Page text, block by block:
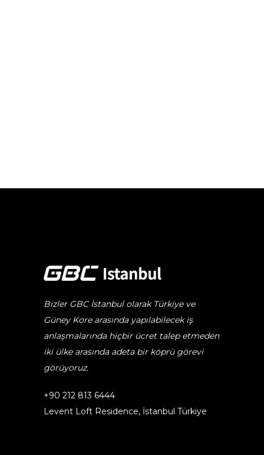
Bizler GBC İstanbul olarak Türkiye ve
Güney Kore arasında yapılabilecek iş
anlaşmalarında hiçbir ücret talep etmeden
iki ülke arasında adeta bir köprü görevi
görüyoruz.
+90 212 813 6444
Levent Loft Residence, İstanbul Türkiye